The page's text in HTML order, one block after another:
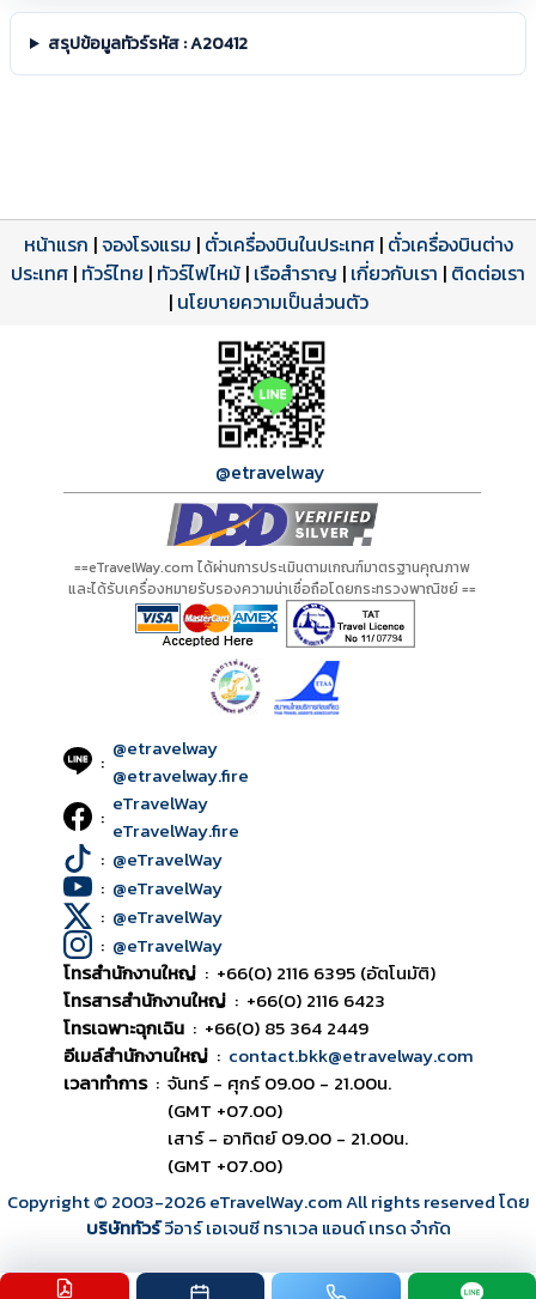
สรุปข้อมูลทัวร์รหัส : A20412
โปรแกรมทัวร์
ดาวน์โหลด PDF
รีวิวลูกค้าจริง
รีวิวจาก eTravelWay
เปิดหน้าเต็ม
ใบอนุญาตนำเที่ยว
เลขที่ 11/11450
เปิดหน้าเต็ม
หน้าแรก |จองโรงแรม | ตั๋วเครื่องบินในประเทศ| ตั๋วเครื่องบินต่าง
ประเทศ | ทัวร์ไทย | ทัวร์ไฟไหม้ | เรือสำราญ | เกี่ยวกับเรา | ติดต่อเรา
| นโยบายความเป็นส่วนตัว
@etravelway
==eTravelWay.com ได้ผ่านการประเมินตามเกณฑ์มาตรฐานคุณภาพ
และได้รับเครื่องหมายรับรองความน่าเชื่อถือโดยกระทรวงพาณิชย์ ==
: @etravelway
@etravelway.fire
: eTravelWay
eTravelWay.fire
: @eTravelWay
: @eTravelWay
: @eTravelWay
: @eTravelWay
โทรสำนักงานใหญ่ : +66(0) 2116 6395 (อัตโนมัติ)
โทรสารสำนักงานใหญ่ : +66(0) 2116 6423
โทรเฉพาะฉุกเฉิน : +66(0) 85 364 2449
อีเมล์สำนักงานใหญ่ : contact.bkk@etravelway.com
เวลาทำการ : จันทร์ - ศุกร์ 09.00 - 21.00น.
(GMT +07.00)
เสาร์ - อาทิตย์ 09.00 - 21.00น.
(GMT +07.00)
Copyright © 2003-2026eTravelWay.com All rights reserved โดย
บริษัททัวร์วีอาร์ เอเจนซี ทราเวล แอนด์ เทรด จำกัด